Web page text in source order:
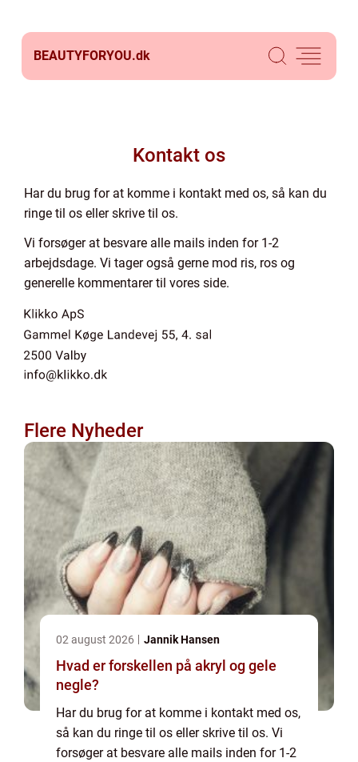
BEAUTYFORYOU.dk
Kontakt os
Har du brug for at komme i kontakt med os, så kan du
ringe til os eller skrive til os.
Vi forsøger at besvare alle mails inden for 1-2
arbejdsdage. Vi tager også gerne mod ris, ros og
generelle kommentarer til vores side.
Flere Nyheder
02 august 2026 Jannik Hansen
Hvad er forskellen på akryl og gele
negle?
Har du brug for at komme i kontakt med os,
så kan du ringe til os eller skrive til os. Vi
forsøger at besvare alle mails inden for 1-2